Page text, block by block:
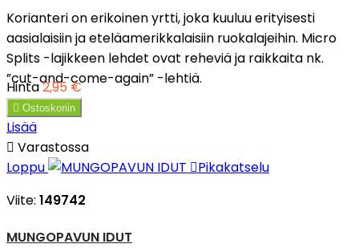
Korianteri on erikoinen yrtti, joka kuuluu erityisesti
aasialaisiin ja eteläamerikkalaisiin ruokalajeihin. Micro
Splits -lajikkeen lehdet ovat reheviä ja raikkaita nk.
”cut-and-come-again” -lehtiä.
Hinta2,95 €
 Ostoskoriin
Lisää
 Varastossa
Loppu
Pikakatselu
Viite: 149742
MUNGOPAVUN IDUT